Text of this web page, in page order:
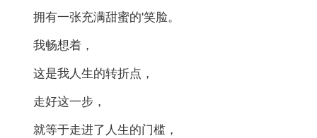
拥有一张充满甜蜜的'笑脸。
我畅想着，
这是我人生的转折点，
走好这一步，
就等于走进了人生的门槛，